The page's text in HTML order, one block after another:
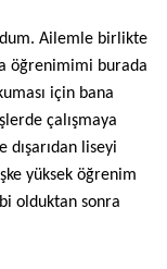
Ailemle birlikte
öğrenimimi burada
için bana
çalışmaya
dışarıdan liseyi
yüksek öğrenim
olduktan sonra